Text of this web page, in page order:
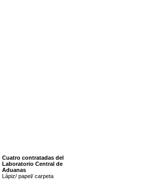
Cuatro contratadas del
Laboratorio Central de
Aduanas
Lápiz/ papel/ carpeta